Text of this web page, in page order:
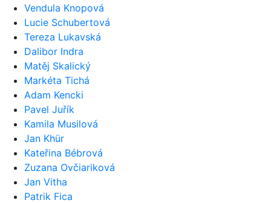
Vendula Knopová
Lucie Schubertová
Tereza Lukavská
Dalibor Indra
Matěj Skalický
Markéta Tichá
Adam Kencki
Pavel Juřík
Kamila Musilová
Jan Khür
Kateřina Bébrová
Zuzana Ovčiariková
Jan Vitha
Patrik Fica